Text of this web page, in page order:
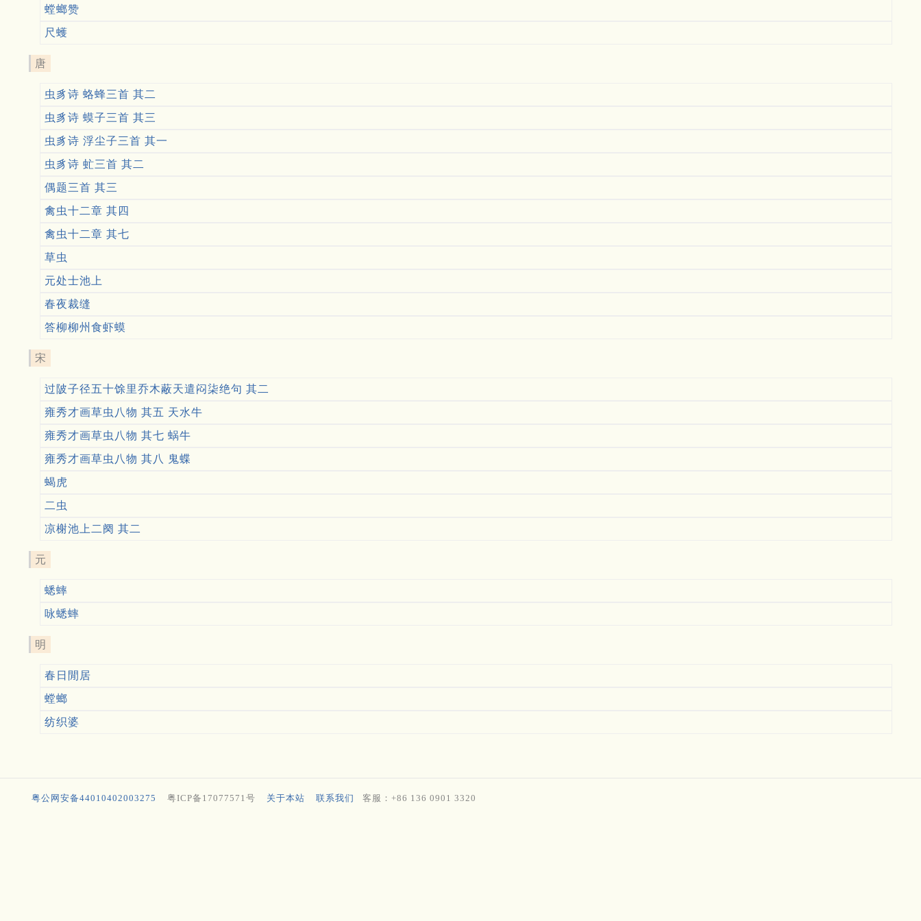
螳螂赞
尺蠖
唐
虫豸诗 蛒蜂三首 其二
虫豸诗 蟆子三首 其三
虫豸诗 浮尘子三首 其一
虫豸诗 虻三首 其二
偶题三首 其三
禽虫十二章 其四
禽虫十二章 其七
草虫
元处士池上
春夜裁缝
答柳柳州食虾蟆
宋
过陂子径五十馀里乔木蔽天遣闷柒绝句 其二
雍秀才画草虫八物 其五 天水牛
雍秀才画草虫八物 其七 蜗牛
雍秀才画草虫八物 其八 鬼蝶
蝎虎
二虫
凉榭池上二阕 其二
元
蟋蟀
咏蟋蟀
明
春日閒居
螳螂
纺织婆
粤公网安备44010402003275 粤ICP备17077571号 关于本站 联系我们 客服：+86 136 0901 3320